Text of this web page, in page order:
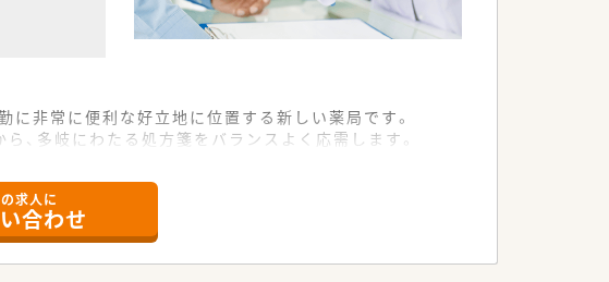
非常に便利な好立地に位置する新しい薬局です。
、多岐にわたる処方箋をバランスよく応需します。
目指して新しい仲間を急募しています。
視点を持って数字を意識できる方を求めています。
求人に
合わせ